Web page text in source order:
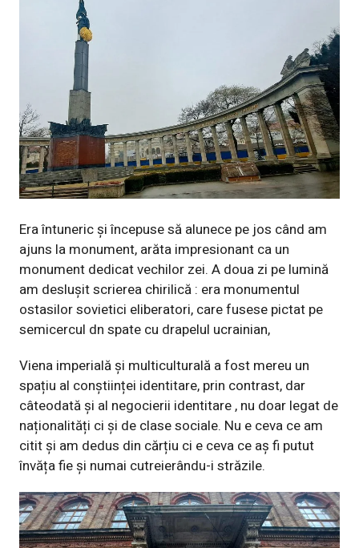
Era întuneric și începuse să alunece pe jos când am
ajuns la monument, arăta impresionant ca un
monument dedicat vechilor zei. A doua zi pe lumină
am deslușit scrierea chirilică : era monumentul
ostasilor sovietici eliberatori, care fusese pictat pe
semicercul dn spate cu drapelul ucrainian,
Viena imperială și multiculturală a fost mereu un
spațiu al conștiinței identitare, prin contrast, dar
câteodată și al negocierii identitare , nu doar legat de
naționalități ci și de clase sociale. Nu e ceva ce am
citit și am dedus din cărțiu ci e ceva ce aș fi putut
învăța fie și numai cutreierându-i străzile.